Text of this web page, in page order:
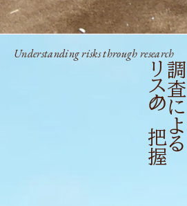
調査による
リスクの把握
Understanding risks through research